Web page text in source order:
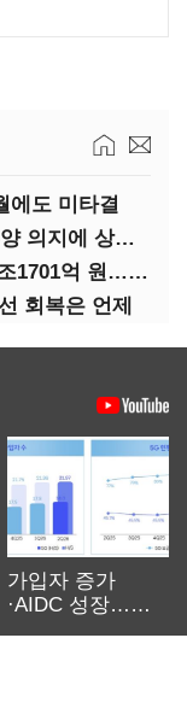
에도 미타결
(특징주)윙입푸드, 경영진 주가 부양 의지에 상한가
한국투자증권, 상반기 영업이익 2조1701억 원… 전년비 89.1%↑
회복은 언제
가입자 증가
·AIDC 성장…